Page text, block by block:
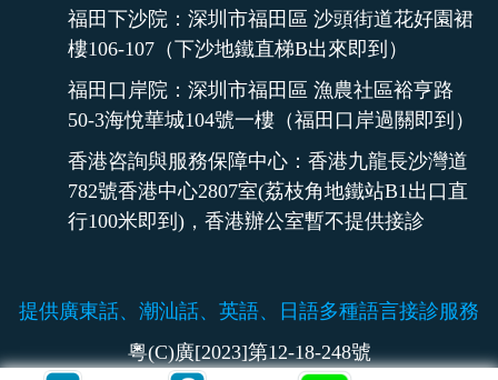
福田下沙院：深圳市福田區 沙頭街道花好園裙
樓106-107（下沙地鐵直梯B出來即到）
福田口岸院：深圳市福田區 漁農社區裕亨路
50-3海悅華城104號一樓（福田口岸過關即到）
香港咨詢與服務保障中心：香港九龍長沙灣道
782號香港中心2807室(荔枝角地鐵站B1出口直
行100米即到)，香港辦公室暫不提供接診
提供廣東話、潮汕話、英語、日語多種語言接診服務
粵(C)廣[2023]第12-18-248號